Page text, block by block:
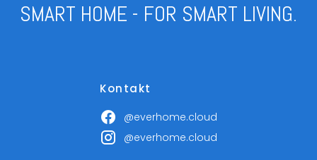
SMART HOME - FOR SMART LIVING.
Kontakt
@everhome.cloud
@everhome.cloud